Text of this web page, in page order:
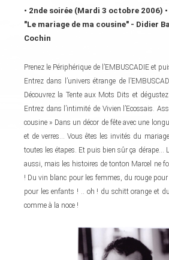
• 2nde soirée (Mardi 3 octobre 2006) •
"Le mariage de ma cousine" - Didier
Cochin
Prenez le Périphérique de l’EMBUSCADIE et
Entrez dans l’univers étrange de
Découvrez la Tente aux Mots Dits et
Entrez dans l’intimité de Vivien l’Ecossais.
cousine » Dans un décor de fête avec une
et de verres... Vous êtes les invités du
toutes les étapes. Et puis bien sûr ça dérape...
aussi, mais les histoires de tonton Marcel ne
! Du vin blanc pour les femmes, du rouge
pour les enfants ! .. oh ! du schitt orange et
comme à la noce !